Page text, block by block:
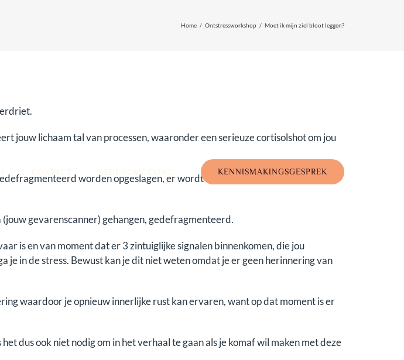
CONTACT LEDENOMGEVING KENNISMAKINGSGESPREK
Home Ontstressworkshop Moet ik mijn ziel bloot leggen?
jouw lichaam tal van processen, waaronder een serieuze cortisolshot om jou
worden opgeslagen, er wordt met andere woorden geen
gevarenscanner) gehangen, gedefragmenteerd.
is en van moment dat er 3 zintuiglijke signalen binnenkomen, die jou
in de stress. Bewust kan je dit niet weten omdat je er geen herinnering van
waardoor je opnieuw innerlijke rust kan ervaren, want op dat moment is er
dus ook niet nodig om in het verhaal te gaan als je komaf wil maken met deze